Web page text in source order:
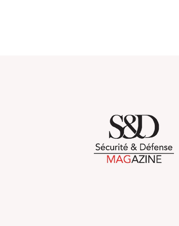
When more data makes
war harder to read